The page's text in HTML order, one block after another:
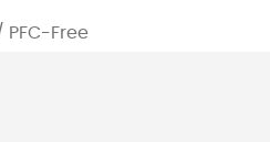
PFC-Free